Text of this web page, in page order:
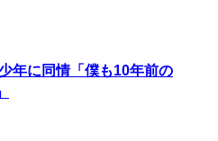
年に同情「僕も10年前の